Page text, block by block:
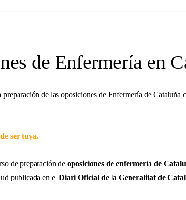
de Enfermería en
de las oposiciones de Enfermería de Cataluña
ser tuya.
de preparación de oposiciones de enfermería de
publicada en el Diari Oficial de la Generalitat de